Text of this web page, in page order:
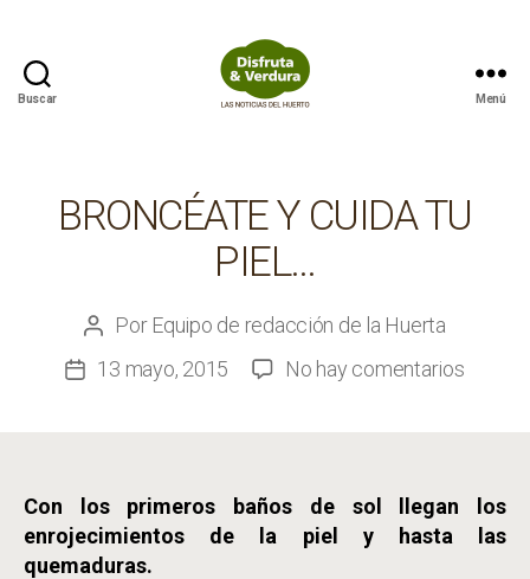
Buscar Menú
BRONCÉATE Y CUIDA TU
PIEL…
Autor
de
Por Equipo de redacción de la Huerta
Fecha
13 mayo, 2015 No hay comentariosen
tu
piel…
Con los primeros baños de sol llegan los
enrojecimientos de la piel y hasta las
quemaduras.